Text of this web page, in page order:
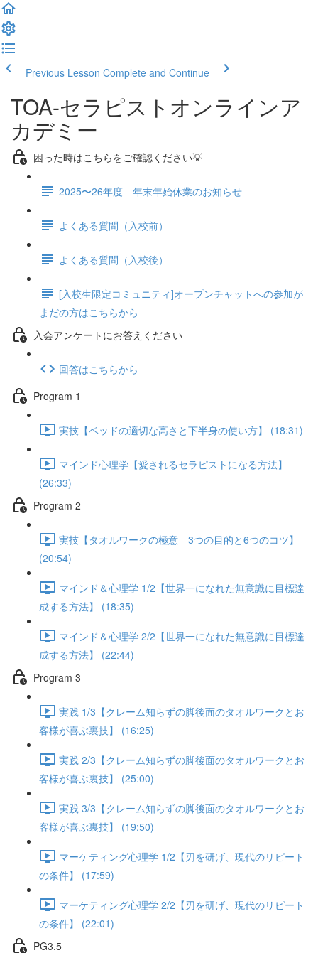
Previous Lesson Complete and Continue
TOA-セラピストオンラインア
カデミー
困った時はこちらをご確認ください💡
2025〜26年度 年末年始休業のお知らせ
よくある質問（入校前）
よくある質問（入校後）
[入校生限定コミュニティ]オープンチャットへの参加が
まだの方はこちらから
入会アンケートにお答えください
回答はこちらから
Program 1
実技【ベッドの適切な高さと下半身の使い方】 (18:31)
マインド心理学【愛されるセラピストになる方法】
(26:33)
Program 2
実技【タオルワークの極意 3つの目的と6つのコツ】
(20:54)
マインド＆心理学 1/2【世界一になれた無意識に目標達
成する方法】 (18:35)
マインド＆心理学 2/2【世界一になれた無意識に目標達
成する方法】 (22:44)
Program 3
実践 1/3【クレーム知らずの脚後面のタオルワークとお
客様が喜ぶ裏技】 (16:25)
実践 2/3【クレーム知らずの脚後面のタオルワークとお
客様が喜ぶ裏技】 (25:00)
実践 3/3【クレーム知らずの脚後面のタオルワークとお
客様が喜ぶ裏技】 (19:50)
マーケティング心理学 1/2【刃を研げ、現代のリピート
の条件】 (17:59)
マーケティング心理学 2/2【刃を研げ、現代のリピート
の条件】 (22:01)
PG3.5